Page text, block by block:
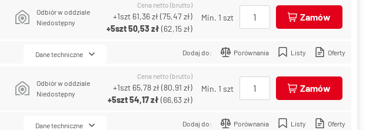
Odbiór w oddziale
Niedostępny
Cena netto (brutto)
+1szt 61,36 zł(75,47 zł)
+5szt50,53 zł(62,15 zł)
Min. 1 szt Zamów
Dodaj do: Porównania Listy Oferty
Dane techniczne
Odbiór w oddziale
Niedostępny
Cena netto (brutto)
+1szt 65,78 zł(80,91 zł)
+5szt54,17 zł(66,63 zł)
Min. 1 szt Zamów
Dodaj do: Porównania Listy Oferty
Dane techniczne